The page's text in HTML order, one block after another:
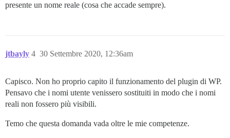
presente un nome reale (cosa che accade sempre).
jtbayly 30 Settembre 2020, 12:36am
4
Capisco. Non ho proprio capito il funzionamento del plugin di WP.
Pensavo che i nomi utente venissero sostituiti in modo che i nomi
reali non fossero più visibili.
Temo che questa domanda vada oltre le mie competenze.